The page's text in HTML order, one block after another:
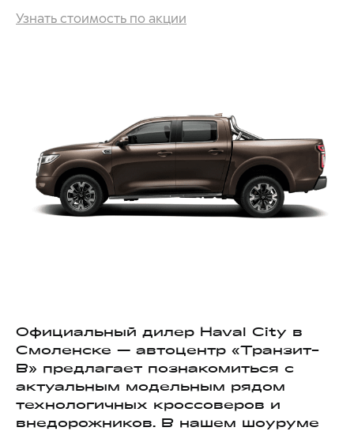
Узнать стоимость по акции
Официальный дилер Haval City в
Смоленске — автоцентр «Транзит-
В» предлагает познакомиться с
актуальным модельным рядом
технологичных кроссоверов и
внедорожников. В нашем шоуруме